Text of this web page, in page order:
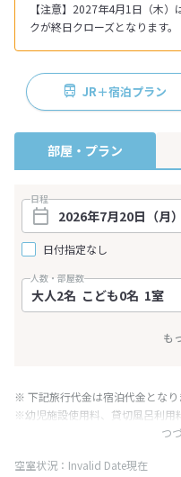
【注意】2027年4月1日（木
クが終日クローズとなります。
JR＋宿泊プラン
部屋・プラン
日程
日付指定なし
人数・部屋数
も
つ
※ 下記旅行代金は宿泊代金となり
※幼児施設使用料、貸切風呂利用
み表記となりますが、消費税増
※表示されている旅行代金・プラ
空室状況：Invalid Date現在